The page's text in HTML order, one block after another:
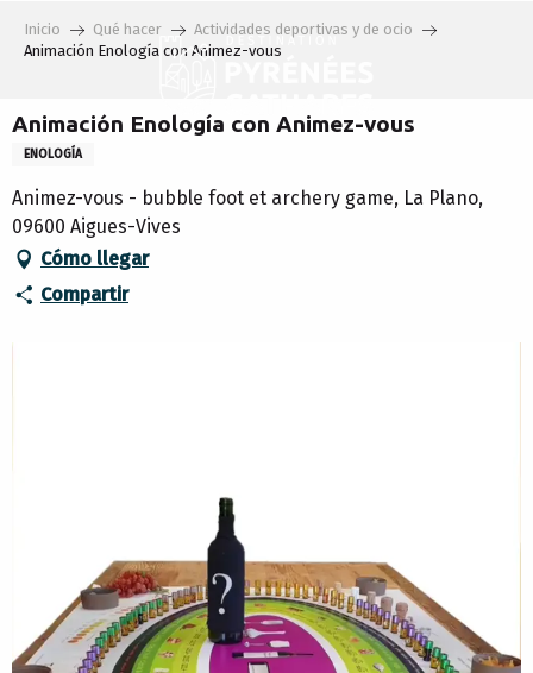
Inicio Qué hacer
Actividades deportivas y de ocio
Animación Enología con Animez-vous
Animación Enología con Animez-vous
ENOLOGÍA
Animez-vous - bubble foot et archery game, La Plano,
09600 Aigues-Vives
Cómo llegar
Compartir